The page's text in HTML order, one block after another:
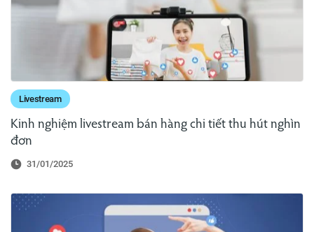
Livestream
Kinh nghiệm livestream bán hàng chi tiết thu hút nghìn
đơn
31/01/2025